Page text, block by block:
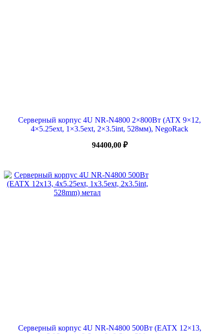
Серверный корпус 4U NR-N4800 2×800Вт (ATX 9×12,
4×5.25ext, 1×3.5ext, 2×3.5int, 528мм), NegoRack
94400,00 ₽
Серверный корпус 4U NR-N4800 500Вт (EATX 12×13,